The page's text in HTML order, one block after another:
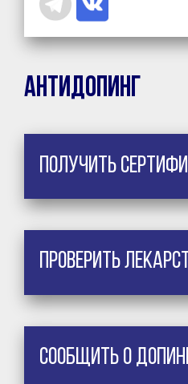
Антидопинг
Получить
Проверить
Сообщить о